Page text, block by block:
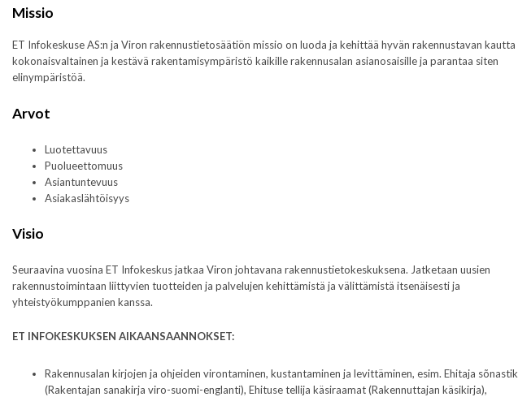
Missio
ET Infokeskuse AS:n ja Viron rakennustietosäätiön missio on luoda ja kehittää hyvän rakennustavan kautta
kokonaisvaltainen ja kestävä rakentamisympäristö kaikille rakennusalan asianosaisille ja parantaa siten
elinympäristöä.
Arvot
Luotettavuus
Puolueettomuus
Asiantuntevuus
Asiakaslähtöisyys
Visio
Seuraavina vuosina ET Infokeskus jatkaa Viron johtavana rakennustietokeskuksena. Jatketaan uusien
rakennustoimintaan liittyvien tuotteiden ja palvelujen kehittämistä ja välittämistä itsenäisesti ja
yhteistyökumppanien kanssa.
ET INFOKESKUKSEN AIKAANSAANNOKSET:
Rakennusalan kirjojen ja ohjeiden virontaminen, kustantaminen ja levittäminen, esim. Ehitaja sõnastik
(Rakentajan sanakirja viro-suomi-englanti), Ehituse tellija käsiraamat (Rakennuttajan käsikirja),